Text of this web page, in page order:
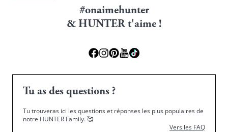
#onaimehunter
& HUNTER t'aime !
Tu as des questions ?
Tu trouveras ici les questions et réponses les plus populaires de
notre HUNTER Family.🥰
Vers les FAQ